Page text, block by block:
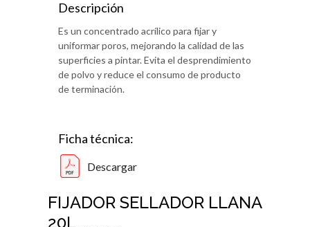
Descripción
Es un concentrado acrílico para fijar y
uniformar poros, mejorando la calidad de las
superficies a pintar. Evita el desprendimiento
de polvo y reduce el consumo de producto
de terminación.
Ficha técnica:
Descargar
FIJADOR SELLADOR LLANA
20L